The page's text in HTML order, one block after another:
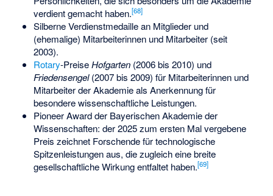
verdient gemacht haben.[68]
Silberne Verdienstmedaille an Mitglieder und
(ehemalige) Mitarbeiterinnen und Mitarbeiter (seit
2003).
Rotary-PreiseHofgarten(2006 bis 2010) und
Friedensengel(2007 bis 2009) für Mitarbeiterinnen und
Mitarbeiter der Akademie als Anerkennung für
besondere wissenschaftliche Leistungen.
Pioneer Award der Bayerischen Akademie der
Wissenschaften: der 2025 zum ersten Mal vergebene
Preis zeichnet Forschende für technologische
Spitzenleistungen aus, die zugleich eine breite
gesellschaftliche Wirkung entfaltet haben.[69]